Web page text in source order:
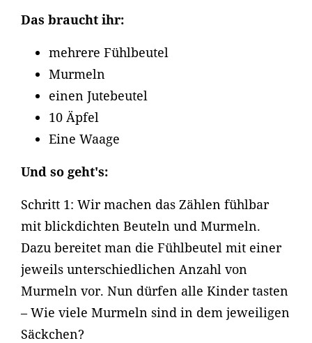
Das braucht ihr:
mehrere Fühlbeutel
Murmeln
einen Jutebeutel
10 Äpfel
Eine Waage
Und so geht's:
Schritt 1: Wir machen das Zählen fühlbar
mit blickdichten Beuteln und Murmeln.
Dazu bereitet man die Fühlbeutel mit einer
jeweils unterschiedlichen Anzahl von
Murmeln vor. Nun dürfen alle Kinder tasten
– Wie viele Murmeln sind in dem jeweiligen
Säckchen?